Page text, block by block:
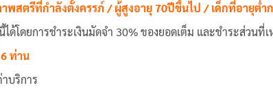
พสตรีที่กำลังตั้งครรภ์ / ผู้สูงอายุ 70ปีขึ้นไป / เด็กที่อายุต่
ด้โดยการชำระเงินมัดจำ 30% ของยอดเต็ม และชำระส่วนที่
ท่าน
บริการ